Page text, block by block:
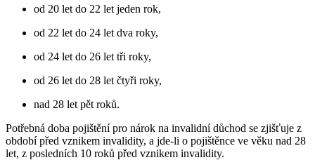
od 20 let do 22 let jeden rok,
od 22 let do 24 let dva roky,
od 24 let do 26 let tři roky,
od 26 let do 28 let čtyři roky,
nad 28 let pět roků.
Potřebná doba pojištění pro nárok na invalidní důchod se zjišťuje z
období před vznikem invalidity, a jde-li o pojištěnce ve věku nad 28
let, z posledních 10 roků před vznikem invalidity.